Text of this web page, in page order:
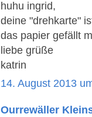
huhu ingrid,
deine "drehkarte"
das papier gefällt
liebe grüße
katrin
14. August 2013
Ourrewäller